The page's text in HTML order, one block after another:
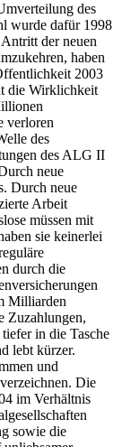
des
wurde dafür 1998
der neuen
haben
2003
die Wirklichkeit
verloren
des
des ALG II
neue
Durch neue
Arbeit
müssen mit
sie keinerlei
durch die
Milliarden
Zuzahlungen,
in die Tasche
lebt kürzer.
und
Die
im Verhältnis
sowie die